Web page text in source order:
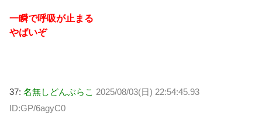
一瞬で呼吸が止まる
やばいぞ
37: 名無しどんぶらこ 2025/08/03(日) 22:54:45.93
ID:GP/6agyC0